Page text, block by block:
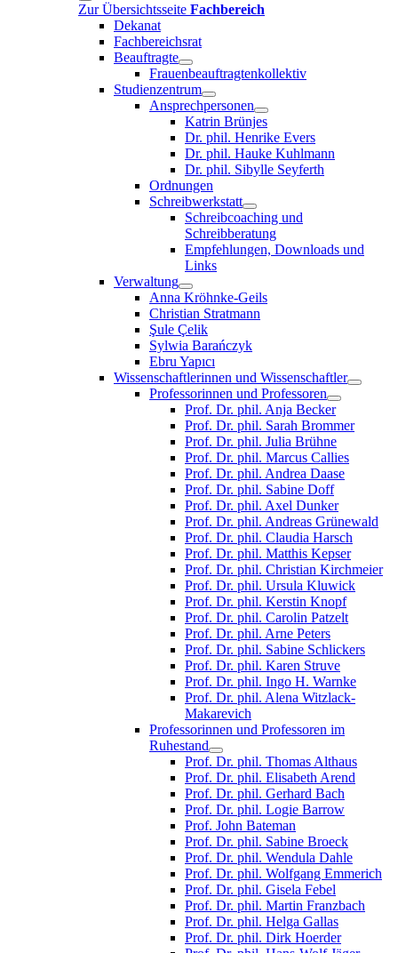
Zur Übersichtsseite Fachbereich
Dekanat
Fachbereichsrat
Beauftragte
Frauenbeauftragtenkollektiv
Studienzentrum
Ansprechpersonen
Katrin Brünjes
Dr. phil. Henrike Evers
Dr. phil. Hauke Kuhlmann
Dr. phil. Sibylle Seyferth
Ordnungen
Schreibwerkstatt
Schreibcoaching und
Schreibberatung
Empfehlungen, Downloads und
Links
Verwaltung
Anna Kröhnke-Geils
Christian Stratmann
Şule Çelik
Sylwia Barańczyk
Ebru Yapıcı
Wissenschaftlerinnen und Wissenschaftler
Professorinnen und Professoren
Prof. Dr. phil. Anja Becker
Prof. Dr. phil. Sarah Brommer
Prof. Dr. phil. Julia Brühne
Prof. Dr. phil. Marcus Callies
Prof. Dr. phil. Andrea Daase
Prof. Dr. phil. Sabine Doff
Prof. Dr. phil. Axel Dunker
Prof. Dr. phil. Andreas Grünewald
Prof. Dr. phil. Claudia Harsch
Prof. Dr. phil. Matthis Kepser
Prof. Dr. phil. Christian Kirchmeier
Prof. Dr. phil. Ursula Kluwick
Prof. Dr. phil. Kerstin Knopf
Prof. Dr. phil. Carolin Patzelt
Prof. Dr. phil. Arne Peters
Prof. Dr. phil. Sabine Schlickers
Prof. Dr. phil. Karen Struve
Prof. Dr. phil. Ingo H. Warnke
Prof. Dr. phil. Alena Witzlack-
Makarevich
Professorinnen und Professoren im
Ruhestand
Prof. Dr. phil. Thomas Althaus
Prof. Dr. phil. Elisabeth Arend
Prof. Dr. phil. Gerhard Bach
Prof. Dr. phil. Logie Barrow
Prof. John Bateman
Prof. Dr. phil. Sabine Broeck
Prof. Dr. phil. Wendula Dahle
Prof. Dr. phil. Wolfgang Emmerich
Prof. Dr. phil. Gisela Febel
Prof. Dr. phil. Martin Franzbach
Prof. Dr. phil. Helga Gallas
Prof. Dr. phil. Dirk Hoerder